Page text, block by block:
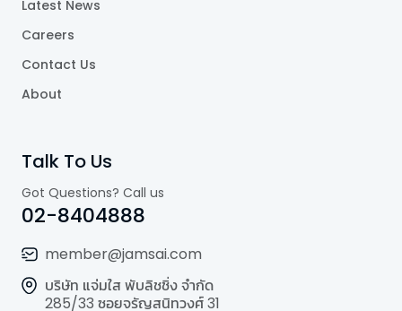
Latest News
Careers
Contact Us
About
Talk To Us
Got Questions? Call us
02-8404888
member@jamsai.com
บริษัท แจ่มใส พับลิชชิ่ง จำกัด
285/33 ซอยจรัญสนิทวงศ์ 31